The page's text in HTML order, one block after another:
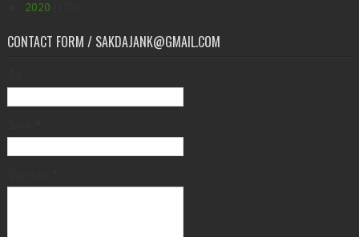
2020
CONTACT FORM / SAKDAJANK@GMAIL.COM